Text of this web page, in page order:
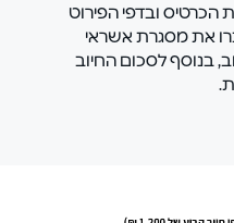
הכרטיס ובדפי הפירוט
את מסגרת אשראי
בנוסף לסכום החיוב